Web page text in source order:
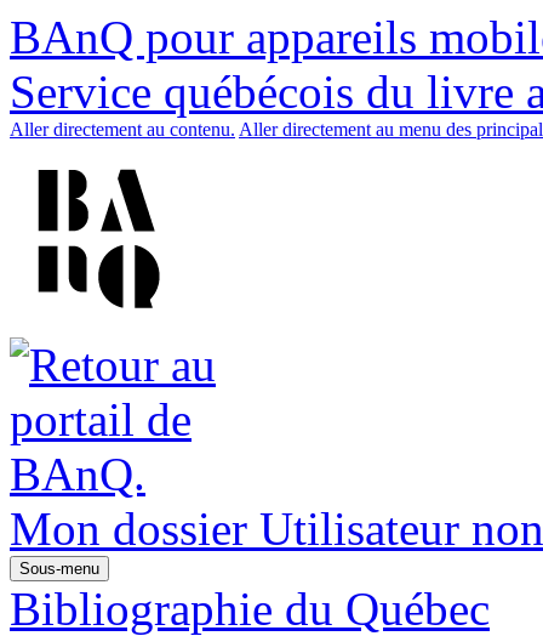
BAnQ pour appareils
Service québécois du livre
Aller directement au contenu. Aller directement au menu des
Mon dossier Utilisateur
Sous-menu
Bibliographie du Québec